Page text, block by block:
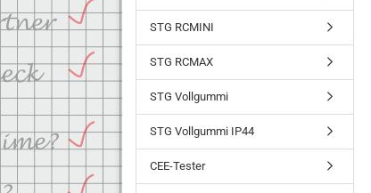
STG RCMINI
STG RCMAX
STG Vollgummi
STG Vollgummi IP44
CEE-Tester